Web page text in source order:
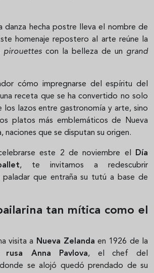
danza hecha postre lleva el nombre de
homenaje repostero al arte reúne la
pirouettes con la belleza de un grand
cómo impregnarse del espíritu del
receta que se ha convertido no solo
los lazos entre gastronomía y arte, sino
platos más emblemáticos de Nueva
naciones que se disputan su origen.
este 2 de noviembre el
Día
, te invitamos a redescubrir
que entraña su tutú a base de
tan mítica como el
visita a Nueva Zelanda en 1926 de la
rusa Anna Pavlova, el chef del
se alojó quedó prendado de su